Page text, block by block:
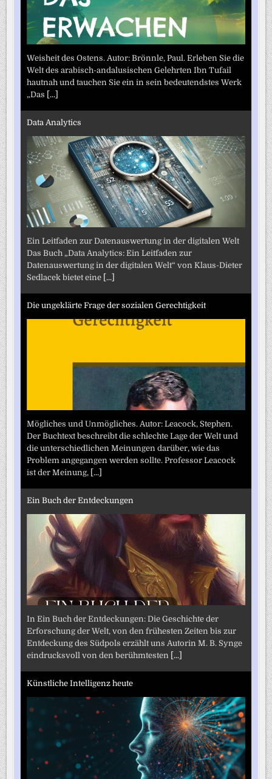
Weisheit des Ostens. Autor: Brönnle, Paul. Erleben Sie die
Welt des arabisch-andalusischen Gelehrten Ibn Tufail
hautnah und tauchen Sie ein in sein bedeutendstes Werk
„Das
[...]
Data Analytics
Ein Leitfaden zur Datenauswertung in der digitalen Welt
Das Buch „Data Analytics: Ein Leitfaden zur
Datenauswertung in der digitalen Welt“ von Klaus-Dieter
Sedlacek bietet eine [...]
Die ungeklärte Frage der sozialen Gerechtigkeit
Mögliches und Unmögliches. Autor: Leacock, Stephen.
Der Buchtext beschreibt die schlechte Lage der Welt und
die unterschiedlichen Meinungen darüber, wie das
Problem angegangen werden sollte. Professor Leacock
ist der Meinung,
[...]
Ein Buch der Entdeckungen
In Ein Buch der Entdeckungen: Die Geschichte der
Erforschung der Welt, von den frühesten Zeiten bis zur
Entdeckung des Südpols erzählt uns Autorin M. B. Synge
eindrucksvoll von den berühmtesten
[...]
Künstliche Intelligenz heute